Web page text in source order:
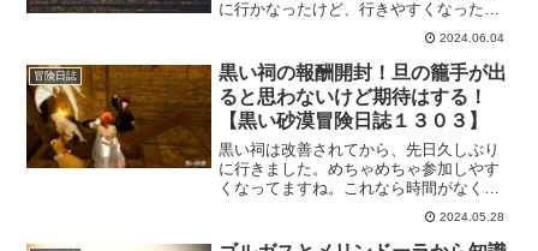
に行かなったけど、行きやすくなったの
もありますし「旦の籠手がほしいな」と
いうのも重なってたので、行く気も起き
たわけですｗしかし、やっぱり月の精気
のボスは苦手だ…。
2024.06.04
冒険日誌
黒い祠の報酬開封！旦の籠手が出
ると思わないけど期待はする！
【黒い砂漠冒険日誌１３０３】
黒い祠は改善されてから、先日久しぶり
に行きました。めちゃめちゃ参加しやす
くなってますね。これなら時間がなくて
もサクッと行ける！一災シニだとですが
ｗそれでも、ここまで改善してくれてる
なら、今後はもうちょっと行く回数を増
2024.05.28